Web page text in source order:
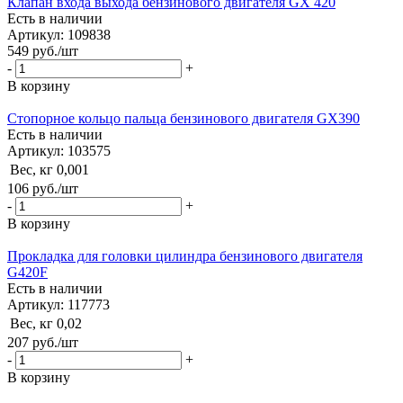
Есть в наличии
Артикул: 109838
549 руб./шт
-
+
В корзину
Стопорное кольцо пальца бензинового двигателя GX390
Есть в наличии
Артикул: 103575
Вес, кг 0,001
106 руб./шт
-
+
В корзину
Прокладка для головки цилиндра бензинового двигателя
G420F
Есть в наличии
Артикул: 117773
Вес, кг 0,02
207 руб./шт
-
+
В корзину